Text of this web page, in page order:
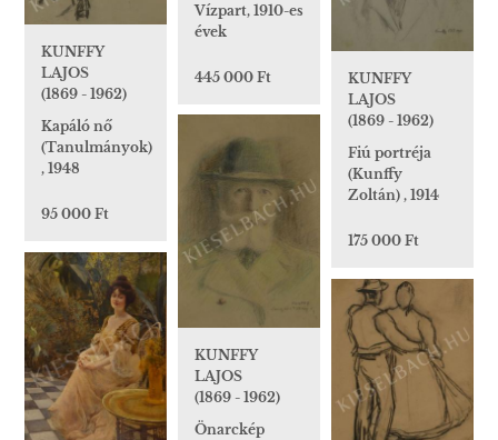
Vízpart, 1910-es
évek
445 000 Ft
KUNFFY
LAJOS
(1869 - 1962)
Fiú portréja
(Kunffy
Zoltán) , 1914
175 000 Ft
KUNFFY
LAJOS
(1869 - 1962)
Kapáló nő
(Tanulmányok)
, 1948
95 000 Ft
KUNFFY
LAJOS
(1869 - 1962)
Önarckép